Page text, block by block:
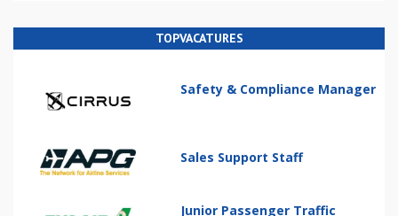
TOPVACATURES
Safety & Compliance Manager
Sales Support Staff
Junior Passenger Traffic